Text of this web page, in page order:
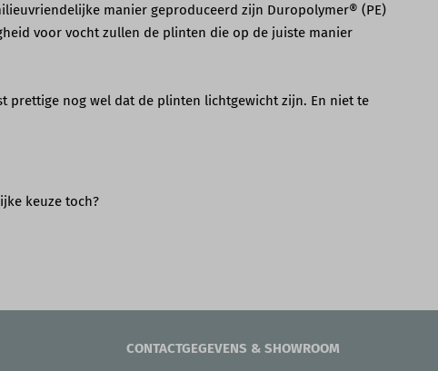
manier geproduceerd zijn Duropolymer® (PE)
voor vocht zullen de plinten die op de juiste manier
prettige nog wel dat de plinten lichtgewicht zijn. En niet te
keuze toch?
CONTACTGEGEVENS & SHOWROOM